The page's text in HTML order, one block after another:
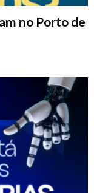
no Porto de